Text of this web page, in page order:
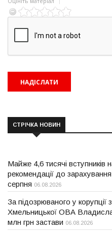
СТРІЧКА НОВИН
Майже 4,6 тисячі вступників
рекомендації до
серпня 06.08.2026
За підозрюваного у корупції
Хмельницької ОВА
млн грн застави 06.08.2026